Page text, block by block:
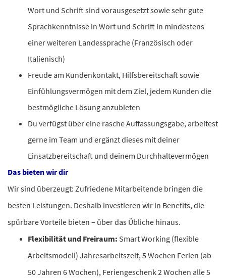
Wort und Schrift sind vorausgesetzt sowie sehr gute
Sprachkenntnisse in Wort und Schrift in mindestens
einer weiteren Landessprache (Französisch oder
Italienisch)
Freude am Kundenkontakt, Hilfsbereitschaft sowie
Einfühlungsvermögen mit dem Ziel, jedem Kunden die
bestmögliche Lösung anzubieten
Du verfügst über eine rasche Auffassungsgabe, arbeitest
gerne im Team und ergänzt dieses mit deiner
Einsatzbereitschaft und deinem Durchhaltevermögen
Das bieten wir dir
Wir sind überzeugt: Zufriedene Mitarbeitende bringen die
besten Leistungen. Deshalb investieren wir in Benefits, die
spürbare Vorteile bieten – über das Übliche hinaus.
Flexibilität und Freiraum: Smart Working (flexible
Arbeitsmodell) Jahresarbeitszeit, 5 Wochen Ferien (ab
50 Jahren 6 Wochen), Feriengeschenk 2 Wochen alle 5